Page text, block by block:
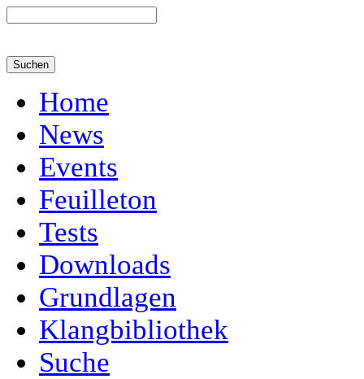
Home
News
Events
Feuilleton
Tests
Downloads
Grundlagen
Klangbibliothek
Suche